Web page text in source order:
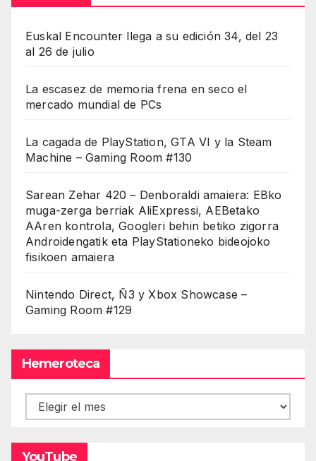
Euskal Encounter llega a su edición 34, del 23
al 26 de julio
La escasez de memoria frena en seco el
mercado mundial de PCs
La cagada de PlayStation, GTA VI y la Steam
Machine – Gaming Room #130
Sarean Zehar 420 – Denboraldi amaiera: EBko
muga-zerga berriak AliExpressi, AEBetako
AAren kontrola, Googleri behin betiko zigorra
Androidengatik eta PlayStationeko bideojoko
fisikoen amaiera
Nintendo Direct, Ñ3 y Xbox Showcase –
Gaming Room #129
Hemeroteca
Hemeroteca
YouTube